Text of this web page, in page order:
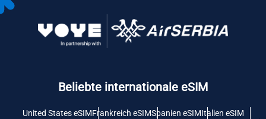
Beliebte internationale eSIM
United States eSIMFrankreich eSIMSpanien eSIMItalien eSIM